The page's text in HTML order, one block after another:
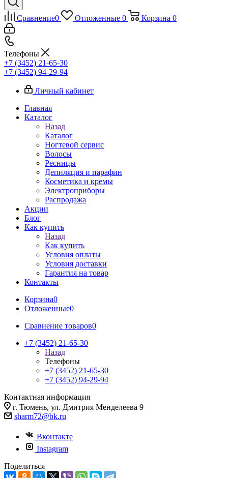
Сравнение0 Отложенные 0 Корзина 0
Телефоны
+7 (3452) 21-65-30
+7 (3452) 94-29-94
Личный кабинет
Главная
Каталог
Назад
Каталог
Ногтевой сервис
Волосы
Ресницы
Депиляция и парафин
Косметика и кремы
Электроприборы
Распродажа
Акции
Блог
Как купить
Назад
Как купить
Условия оплаты
Условия доставки
Гарантия на товар
Контакты
Корзина0
Отложенные0
Сравнение товаров0
+7 (3452) 21-65-30
Назад
Телефоны
+7 (3452) 21-65-30
+7 (3452) 94-29-94
Контактная информация
г. Тюмень, ул. Дмитрия Менделеева 9
sharm72@bk.ru
Вконтакте
Instagram
Поделиться